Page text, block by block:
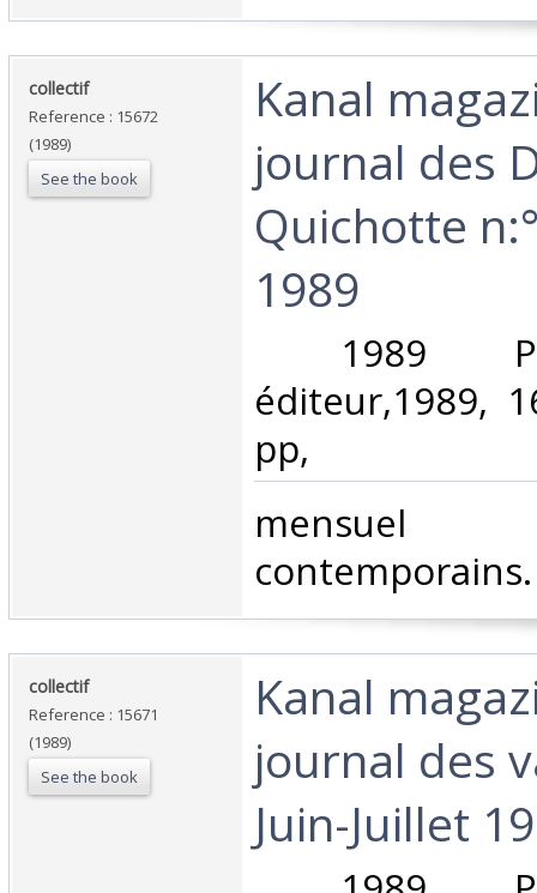
‎collectif ‎
Reference : 15672
(1989)
See the book
‎Kanal
journal des
Quichotte
1989‎
1989
éditeur,1989,
pp, ‎
‎collectif ‎
Reference : 15671
(1989)
See the book
‎Kanal
journal des
Juin-Juillet